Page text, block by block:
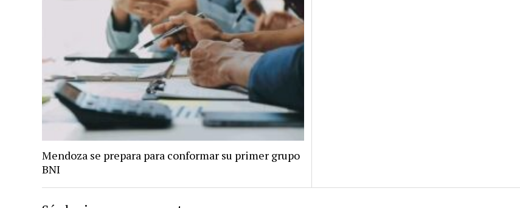
Mendoza se prepara para conformar su primer grupo
BNI